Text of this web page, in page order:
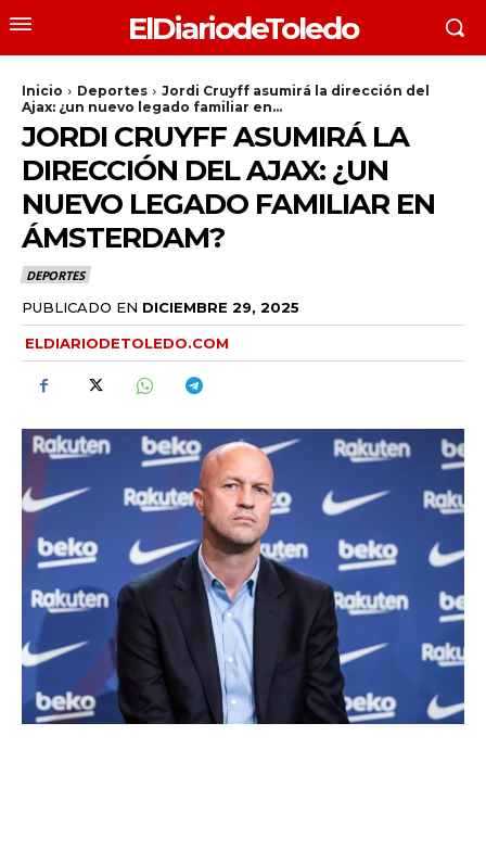
ElDiariodeToledo
Inicio Deportes
Jordi Cruyff asumirá la dirección del
Ajax: ¿un nuevo legado familiar en...
JORDI CRUYFF ASUMIRÁ LA
DIRECCIÓN DEL AJAX: ¿UN
NUEVO LEGADO FAMILIAR EN
ÁMSTERDAM?
DEPORTES
PUBLICADO EN DICIEMBRE 29, 2025
ELDIARIODETOLEDO.COM